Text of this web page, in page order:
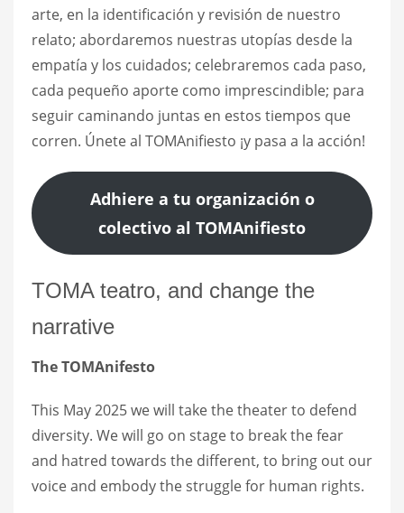
arte, en la identificación y revisión de nuestro
relato; abordaremos nuestras utopías desde la
empatía y los cuidados; celebraremos cada paso,
cada pequeño aporte como imprescindible; para
seguir caminando juntas en estos tiempos que
corren. Únete al TOMAnifiesto ¡y pasa a la acción!
Adhiere a tu organización o
colectivo al TOMAnifiesto
TOMA teatro, and change the
narrative
The TOMAnifesto
This May 2025 we will take the theater to defend
diversity. We will go on stage to break the fear
and hatred towards the different, to bring out our
voice and embody the struggle for human rights.